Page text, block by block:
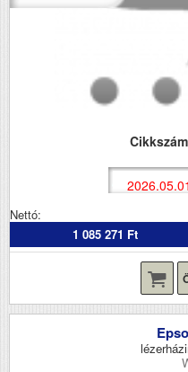
Nettó:
1 085 271 Ft